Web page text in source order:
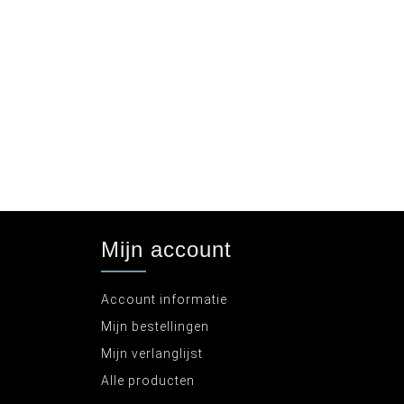
Mijn account
Account informatie
Mijn bestellingen
Mijn verlanglijst
Alle producten